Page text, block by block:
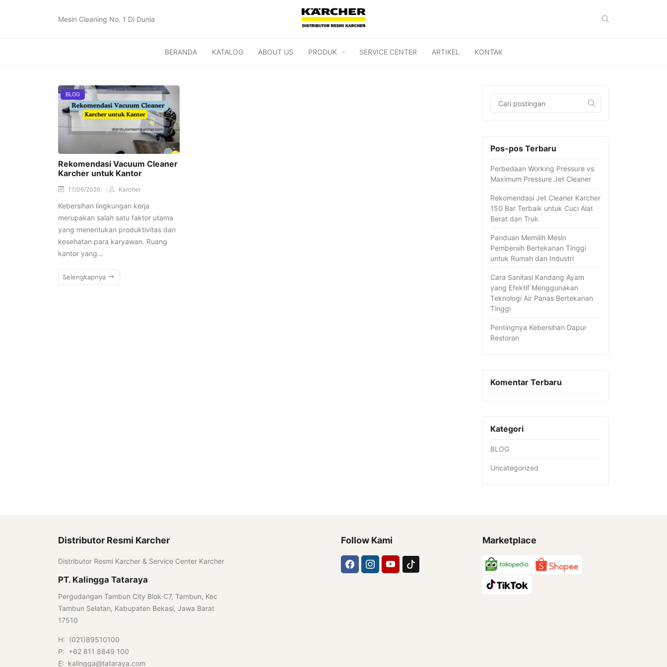
Mesin Cleaning No. 1 Di Dunia
BERANDA KATALOG ABOUT US PRODUK SERVICE CENTER ARTIKEL KONTAK
BLOG
Rekomendasi Vacuum Cleaner
Karcher untuk Kantor
17/06/2026 Karcher
Kebersihan lingkungan kerja
merupakan salah satu faktor utama
yang menentukan produktivitas dan
kesehatan para karyawan. Ruang
kantor yang…
Selengkapnya
Pos-pos Terbaru
Perbedaan Working Pressure vs
Maximum Pressure Jet Cleaner
Rekomendasi Jet Cleaner Karcher
150 Bar Terbaik untuk Cuci Alat
Berat dan Truk
Panduan Memilih Mesin
Pembersih Bertekanan Tinggi
untuk Rumah dan Industri
Cara Sanitasi Kandang Ayam
yang Efektif Menggunakan
Teknologi Air Panas Bertekanan
Tinggi
Pentingnya Kebersihan Dapur
Restoran
Komentar Terbaru
Kategori
BLOG
Uncategorized
Distributor Resmi Karcher
Distributor Resmi Karcher & Service Center Karcher
PT. Kalingga Tataraya
Pergudangan Tambun City Blok C7, Tambun, Kec
Tambun Selatan, Kabupaten Bekasi, Jawa Barat
17510
H: (021)89510100
P: +62 811 8849 100
E: kalingga@tataraya.com
Follow Kami Marketplace